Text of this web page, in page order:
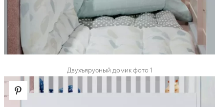
Двухъярусный домик фото 1